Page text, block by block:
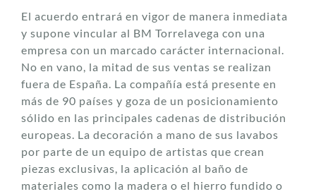
El acuerdo entrará en vigor de manera inmediata
y supone vincular al BM Torrelavega con una
empresa con un marcado carácter internacional.
No en vano, la mitad de sus ventas se realizan
fuera de España. La compañía está presente en
más de 90 países y goza de un posicionamiento
sólido en las principales cadenas de distribución
europeas. La decoración a mano de sus lavabos
por parte de un equipo de artistas que crean
piezas exclusivas, la aplicación al baño de
materiales como la madera o el hierro fundido o